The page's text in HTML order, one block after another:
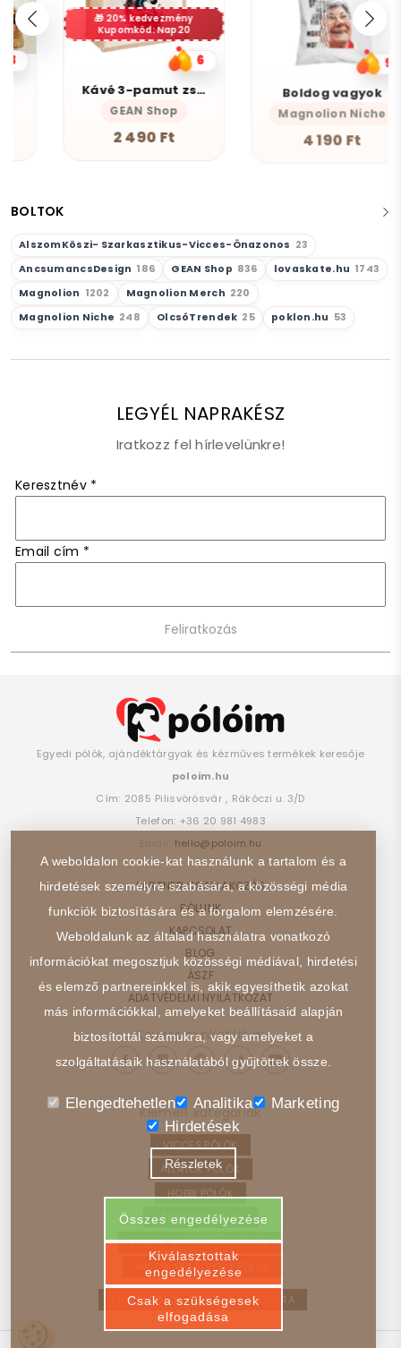
BOLTOK
AlszomKöszi- Szarkasztikus-Vicces-Önazonos 23
AncsumancsDesign 186 GEAN Shop 836 lovaskate.hu 1743
Magnolion 1202 Magnolion Merch 220
Magnolion Niche 248 OlcsóTrendek 25 poklon.hu 53
20% kedvezmény
Kupomkód: Nap20
Kávé 3-pamut zsebes juta midi bevásárlótáska
GEAN Shop
2 490 Ft
9
Boldog vagyok
Magnolion Niche
4 190 Ft
LEGYÉL NAPRAKÉSZ
Iratkozz fel hírlevelünkre!
Keresztnév *
Email cím *
Egyedi pólók, ajándéktárgyak és kézműves termékek keresője
poloim.hu
Cím: 2085 Pilisvörösvár , Rákóczi u. 3/D
Telefon: +36 20 981 4983
hello@poloim.hu
PARTNER CSATLAKOZÁS
RÓLUNK
KAPCSOLAT
BLOG
ÁSZF
ADATVÉDELMI NYILATKOZAT
Kövess minket itt is:
Kiemelt kategóriák
VICCES PÓLÓK
ÁLLATOK PÓLÓK
HOBBI PÓLÓK
JÁRMŰVEK PÓLÓK
FILMEK, SOROZATOK PÓLÓK
ABSZTRAKT, ELVONT PÓLÓK
EGYEDI PÓLÓ – VISSZA A FŐOLDALRA
A weboldalon cookie-kat használunk a tartalom és a
hirdetések személyre szabására, a közösségi média
funkciók biztosítására és a forgalom elemzésére.
Weboldalunk az általad használatra vonatkozó
információkat megosztjuk közösségi médiával, hirdetési
és elemző partnereinkkel is, akik egyesíthetik azokat
más információkkal, amelyeket beállításaid alapján
biztosítottál számukra, vagy amelyeket a
szolgáltatásaik használatából gyűjtöttek össze.
Elengedtehetlen Analitika
Marketing
Hirdetések
Részletek
Összes engedélyezése
Kiválasztottak
engedélyezése
Csak a szükségesek
elfogadása